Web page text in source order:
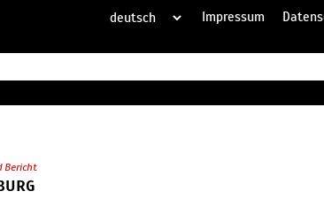
Impressum
Bericht